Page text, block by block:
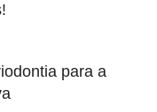
para a